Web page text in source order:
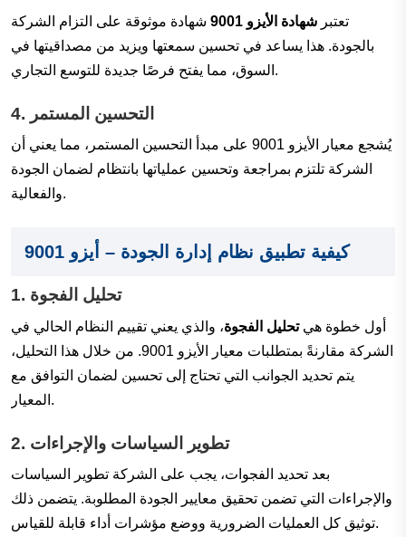
تعتبر شهادة الأيزو 9001
شهادة موثوقة على التزام الشركة
بالجودة. هذا يساعد في تحسين سمعتها ويزيد من مصداقيتها في
السوق، مما يفتح فرصًا جديدة للتوسع التجاري.
4. التحسين المستمر
يُشجع معيار الأيزو 9001 على مبدأ التحسين المستمر، مما يعني أن
الشركة تلتزم بمراجعة وتحسين عملياتها بانتظام لضمان الجودة
والفعالية.
كيفية تطبيق نظام إدارة الجودة – أيزو 9001
1. تحليل الفجوة
أول خطوة هيتحليل الفجوة، والذي يعني تقييم النظام الحالي في
الشركة مقارنةً بمتطلبات معيار الأيزو 9001. من خلال هذا التحليل،
يتم تحديد الجوانب التي تحتاج إلى تحسين لضمان التوافق مع
المعيار.
2. تطوير السياسات والإجراءات
بعد تحديد الفجوات، يجب على الشركة تطوير السياسات
والإجراءات التي تضمن تحقيق معايير الجودة المطلوبة. يتضمن ذلك
توثيق كل العمليات الضرورية ووضع مؤشرات أداء قابلة للقياس.